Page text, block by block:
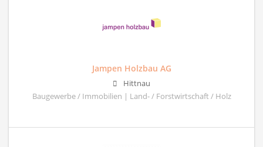
Jampen Holzbau AG
Hittnau
Baugewerbe / Immobilien | Land- / Forstwirtschaft / Holz